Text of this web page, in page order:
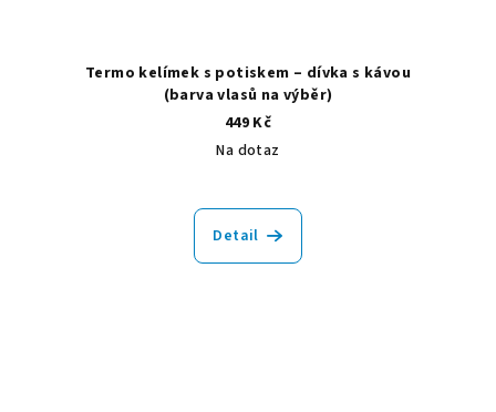
Termo kelímek s potiskem – dívka s kávou
(barva vlasů na výběr)
449 Kč
Na dotaz
Detail